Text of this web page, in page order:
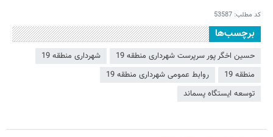
کد مطلب: 53587
برچسب‌ها
حسین اخگر پور سرپرست شهرداری منطقه 19
شهرداری منطقه 19
منطقه 19
روابط عمومی شهرداری منطقه 19
توسعه ایستگاه پسماند